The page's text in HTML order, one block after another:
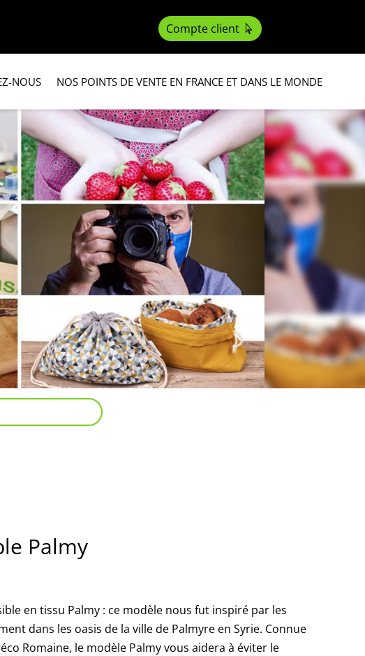
Compte client
NOUS NOS POINTS DE VENTE EN FRANCE ET DANS LE MONDE
Palmy
en tissu Palmy : ce modèle nous fut inspiré par les
dans les oasis de la ville de Palmyre en Syrie. Connue
Romaine, le modèle Palmy vous aidera à éviter le